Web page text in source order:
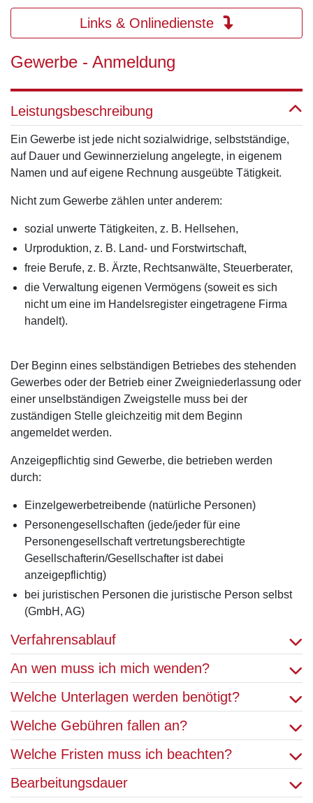
Links & Onlinedienste
Gewerbe - Anmeldung
Leistungsbeschreibung
Ein Gewerbe ist jede nicht sozialwidrige, selbstständige,
auf Dauer und Gewinnerzielung angelegte, in eigenem
Namen und auf eigene Rechnung ausgeübte Tätigkeit.
Nicht zum Gewerbe zählen unter anderem:
sozial unwerte Tätigkeiten, z. B. Hellsehen,
Urproduktion, z. B. Land- und Forstwirtschaft,
freie Berufe, z. B. Ärzte, Rechtsanwälte, Steuerberater,
die Verwaltung eigenen Vermögens (soweit es sich
nicht um eine im Handelsregister eingetragene Firma
handelt).
Der Beginn eines selbständigen Betriebes des stehenden
Gewerbes oder der Betrieb einer Zweigniederlassung oder
einer unselbständigen Zweigstelle muss bei der
zuständigen Stelle gleichzeitig mit dem Beginn
angemeldet werden.
Anzeigepflichtig sind Gewerbe, die betrieben werden
durch:
Einzelgewerbetreibende (natürliche Personen)
Personengesellschaften (jede/jeder für eine
Personengesellschaft vertretungsberechtigte
Gesellschafterin/Gesellschafter ist dabei
anzeigepflichtig)
bei juristischen Personen die juristische Person selbst
(GmbH, AG)
Verfahrensablauf
An wen muss ich mich wenden?
Welche Unterlagen werden benötigt?
Welche Gebühren fallen an?
Welche Fristen muss ich beachten?
Bearbeitungsdauer